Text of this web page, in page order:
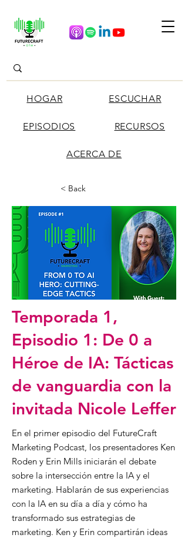
HOGAR ESCUCHAR
EPISODIOS RECURSOS
ACERCA DE
< Back
Temporada 1,
Episodio 1: De 0 a
Héroe de IA: Tácticas
de vanguardia con la
invitada Nicole Leffer
En el primer episodio del FutureCraft
Marketing Podcast, los presentadores Ken
Roden y Erin Mills iniciarán el debate
sobre la intersección entre la IA y el
marketing. Hablarán de sus experiencias
con la IA en su día a día y cómo ha
transformado sus estrategias de
marketing. Ken y Erin compartirán ideas